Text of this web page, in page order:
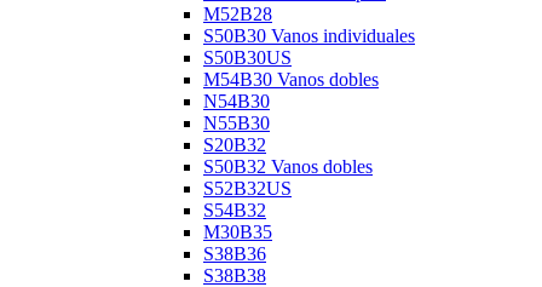
M52B28
S50B30 Vanos individuales
S50B30US
M54B30 Vanos dobles
N54B30
N55B30
S20B32
S50B32 Vanos dobles
S52B32US
S54B32
M30B35
S38B36
S38B38